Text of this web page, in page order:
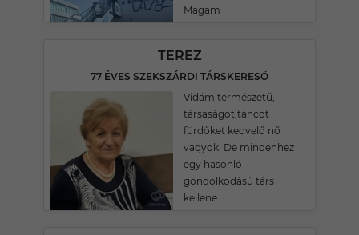
Magam
TEREZ
77 ÉVES SZEKSZÁRDI TÁRSKERESŐ
Vidám természetű,
társaságot,táncot
fürdőket kedvelő nő
vagyok. De mindehhez
egy hasonló
gondolkodású társ
kellene.